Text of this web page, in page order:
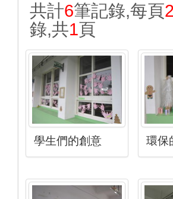
共計6筆記錄,每頁
錄,共1頁
學生們的創意 環保